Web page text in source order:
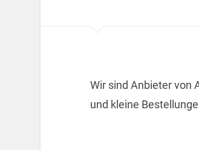
Wir sind Anbieter von
und kleine